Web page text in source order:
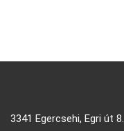
3341 Egercsehi, Egri út 8.